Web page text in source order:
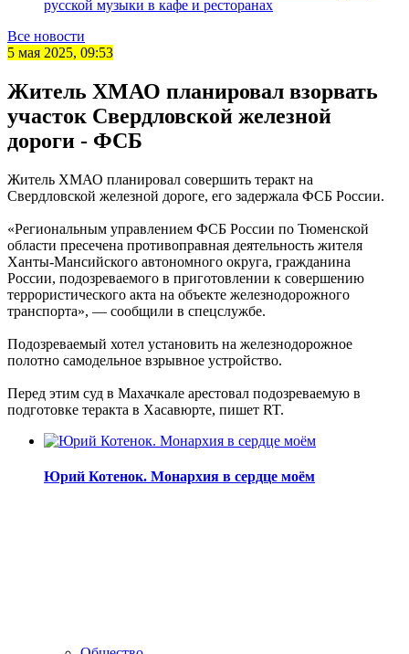
русской музыки в кафе и ресторанах
Все новости
5 мая 2025, 09:53
Житель ХМАО планировал взорвать
участок Свердловской железной
дороги - ФСБ
Житель ХМАО планировал совершить теракт на
Свердловской железной дороге, его задержала ФСБ России.
«Региональным управлением ФСБ России по Тюменской
области пресечена противоправная деятельность жителя
Ханты-Мансийского автономного округа, гражданина
России, подозреваемого в приготовлении к совершению
террористического акта на объекте железнодорожного
транспорта», — сообщили в спецслужбе.
Подозреваемый хотел установить на железнодорожное
полотно самодельное взрывное устройство.
Перед этим суд в Махачкале арестовал подозреваемую в
подготовке теракта в Хасавюрте, пишет RT.
Юрий Котенок. Монархия в сердце моём